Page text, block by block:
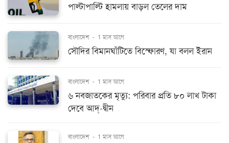
পাল্টাপাল্টি হামলায় বাড়ল তেলের দাম
বাংলাদেশ - 1 মাস আগে
সৌদির বিমানঘাঁটিতে বিস্ফোরণ, যা বলল ইরান
বাংলাদেশ - 1 মাস আগে
৬ নবজাতকের মৃত্যু: পরিবার প্রতি ৮০ লাখ টাকা
দেবে আদ্-দ্বীন
বাংলাদেশ - 1 মাস আগে